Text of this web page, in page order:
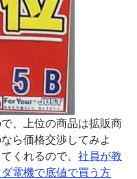
、上位の商品は拡販商
ら価格交渉してみよ
くれるので、 社員が教
電機で底値で買う方